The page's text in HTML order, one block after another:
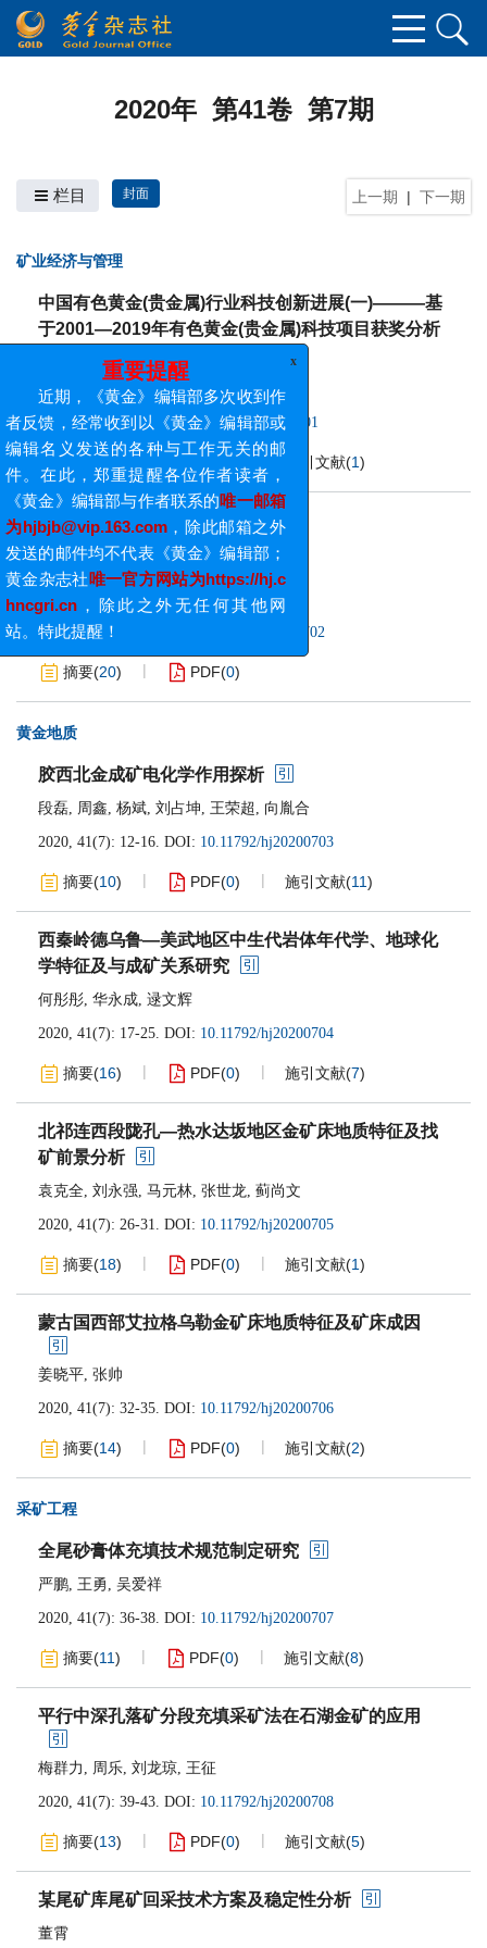
2020年 第41卷 第7期
上一期 | 下一期
栏目 封面
矿业经济与管理
中国有色黄金(贵金属)行业科技创新进展(一)———基
于2001—2019年有色黄金(贵金属)科技项目获奖分析
石和清
2020, 41(7): 1-6. DOI:10.11792/hj20200701
摘要 13) PDF 0 ) 施引文献(1)
工业用金
银铜合金铸态球晶组织的研究
张国良 向雄志 ,夏静
2020, 41(7): 7-11. 10.11792/hj20200702
摘要(20) PDF(0)
黄金地质
胶西北金成矿电化学作用探析
段磊, 周鑫, 杨斌, 刘占坤, 王荣超 , 向胤合
2020, 41(7): 12-16. DOI: 10.11792/hj20200703
摘要(10) PDF(0) 施引文献(11)
西秦岭德乌鲁—美武地区中生代岩体年代学、地球化
学特征及与成矿关系研究
何彤彤, 华永成, 逯文辉
2020, 41(7): 17-25. DOI: 10.11792/hj20200704
摘要(16) PDF(0) 施引文献(7)
北祁连西段陇孔—热水达坂地区金矿床地质特征及找
矿前景分析
袁克全, 刘永强, 马元林, 张世龙, 蓟尚文
2020, 41(7): 26-31. DOI: 10.11792/hj20200705
摘要(18) PDF(0) 施引文献(1)
蒙古国西部艾拉格乌勒金矿床地质特征及矿床成因
姜晓平, 张帅
2020, 41(7): 32-35. DOI: 10.11792/hj20200706
摘要(14) PDF(0) 施引文献(2)
采矿工程
全尾砂膏体充填技术规范制定研究
严鹏, 王勇, 吴爱祥
2020, 41(7): 36-38. DOI: 10.11792/hj20200707
摘要(11) PDF(0) 施引文献(8)
平行中深孔落矿分段充填采矿法在石湖金矿的应用
梅群力 , 周乐, 刘龙琼, 王征
2020, 41(7): 39-43. DOI: 10.11792/hj20200708
摘要(13) PDF(0) 施引文献(5)
某尾矿库尾矿回采技术方案及稳定性分析
董霄
重要提醒
近期，《黄金》编辑部多次收到作
者反馈，经常收到以《黄金》编辑部或
编辑名义发送的各种与工作无关的邮
件。在此，郑重提醒各位作者读者，
《黄金》编辑部与作者联系的唯一邮箱
为hjbjb@vip.163.com，除此邮箱之外
发送的邮件均不代表《黄金》编辑部；
黄金杂志社 唯一官方网站为https://hj.c
hncgri.cn，除此之外无任何其他网
站。特此提醒！